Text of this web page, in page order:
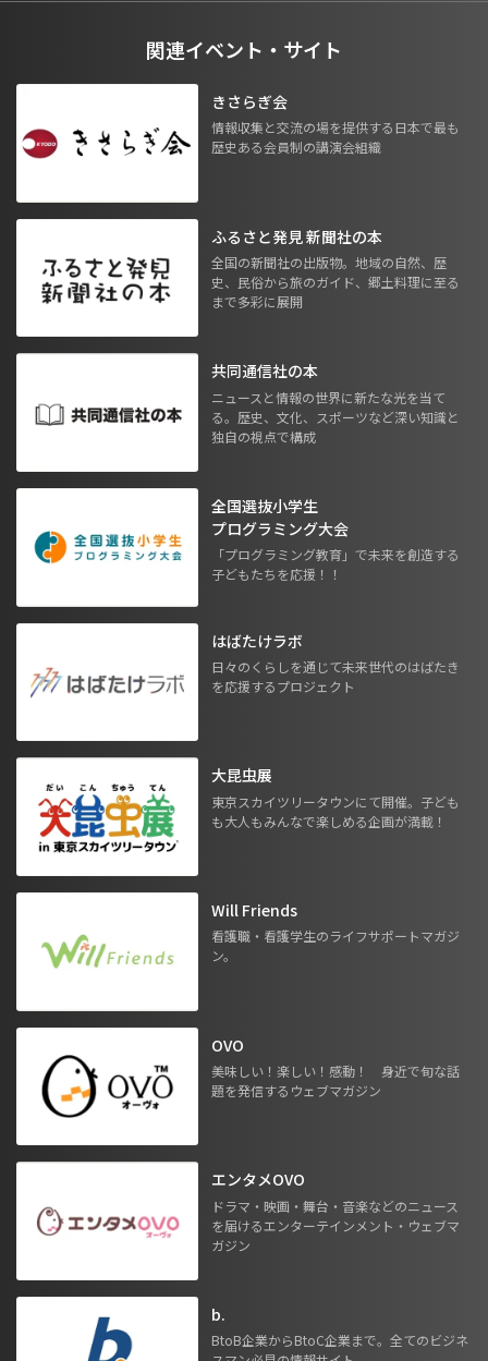
関連イベント・サイト
きさらぎ会
情報収集と交流の場を提供する日本で最も
歴史ある会員制の講演会組織
ふるさと発見 新聞社の本
全国の新聞社の出版物。地域の自然、歴
史、民俗から旅のガイド、郷土料理に至る
まで多彩に展開
共同通信社の本
ニュースと情報の世界に新たな光を当て
る。歴史、文化、スポーツなど深い知識と
独自の視点で構成
全国選抜小学生
プログラミング大会
「プログラミング教育」で未来を創造する
子どもたちを応援！！
はばたけラボ
日々のくらしを通じて未来世代のはばたき
を応援するプロジェクト
大昆虫展
東京スカイツリータウンにて開催。子ども
も大人もみんなで楽しめる企画が満載！
Will Friends
看護職・看護学生のライフサポートマガジ
ン。
OVO
美味しい！楽しい！感動！ 身近で旬な話
題を発信するウェブマガジン
エンタメOVO
ドラマ・映画・舞台・音楽などのニュース
を届けるエンターテインメント・ウェブマ
ガジン
b.
BtoB企業からBtoC企業まで。全てのビジネ